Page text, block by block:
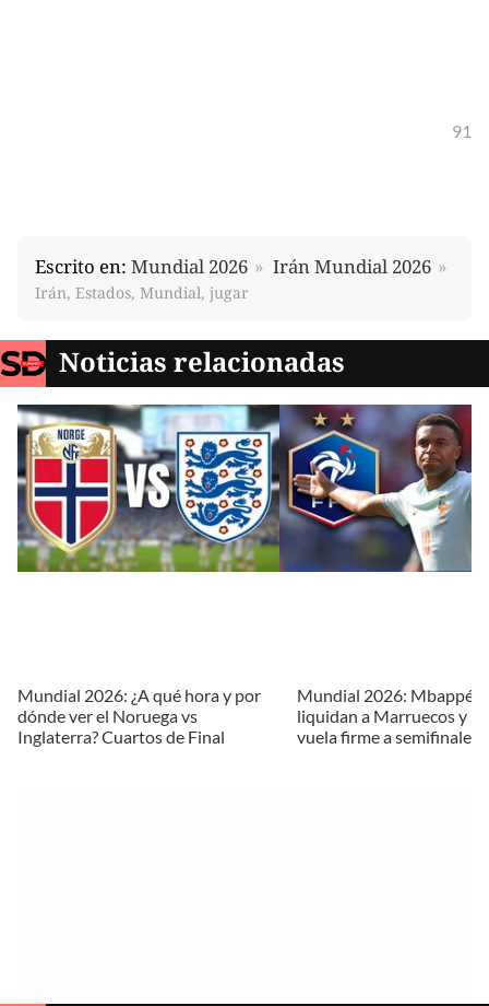
91
Escrito en: Mundial 2026 Irán Mundial 2026
Irán, Estados, Mundial, jugar
Noticias relacionadas
Mundial 2026: ¿A qué hora y por
dónde ver el Noruega vs
Inglaterra? Cuartos de Final
Mundial 2026: Mbappé y
liquidan a Marruecos y
vuela firme a semifinales